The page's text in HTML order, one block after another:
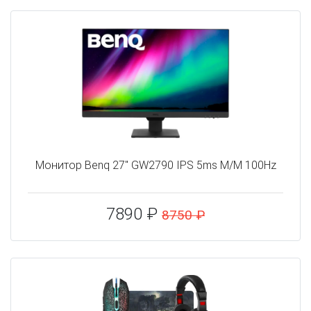
Монитор Benq 27" GW2790 IPS 5ms M/M 100Hz
7890 ₽ 8750 ₽